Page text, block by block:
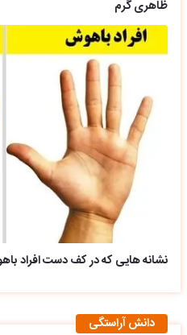
ظاهری گرم
نشانه هایی که در کف دست افراد
دانش آراستگی